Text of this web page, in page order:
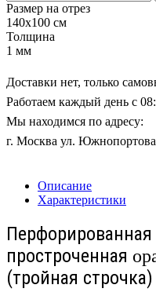
Размер на отрез
140x100 см
Толщина
1 мм
Доставки нет, только
Работаем каждый день с
Мы находимся по адресу:
г. Москва ул.
Описание
Характеристики
простроченная
(тройная строчка)